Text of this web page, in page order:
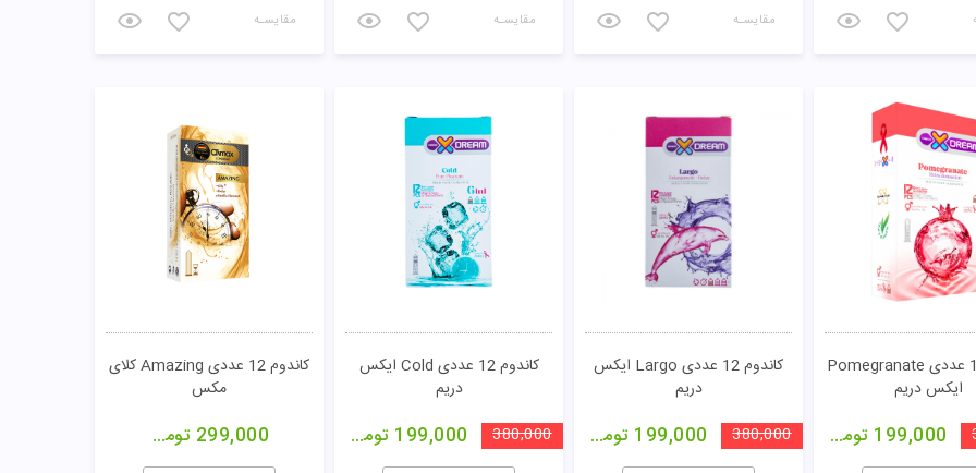
مقایسـه مقایسـه مقایسـه
کاندوم 12 عددی Pomegranate
ایکس دریم
199,000 تومان
کاندوم 12 عددی Largo ایکس
دریم
380,000
199,000 تومان
کاندوم 12 عددی Cold ایکس
دریم
380,000
199,000 تومان
کاندوم 12 عددی Amazing کلای
مکس
299,000 تومان